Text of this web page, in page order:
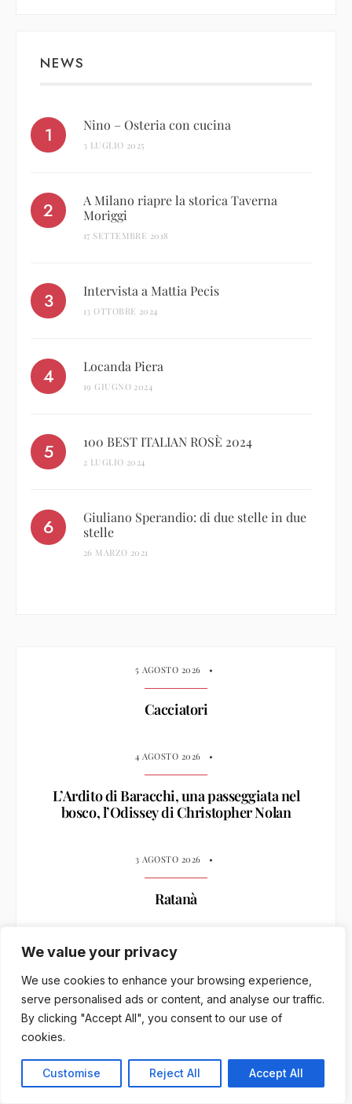
We value your privacy
We use cookies to enhance your browsing experience,
serve personalised ads or content, and analyse our traffic.
By clicking "Accept All", you consent to our use of
cookies.
Customise Reject All Accept All
NEWS
Nino – Osteria con cucina
3 LUGLIO 2025
A Milano riapre la storica Taverna
Moriggi
17 SETTEMBRE 2018
Intervista a Mattia Pecis
13 OTTOBRE 2024
Locanda Piera
19 GIUGNO 2024
100 BEST ITALIAN ROSÈ 2024
2 LUGLIO 2024
Giuliano Sperandio: di due stelle in due
stelle
26 MARZO 2021
5 AGOSTO 2026 •
Cacciatori
4 AGOSTO 2026 •
L’Ardito di Baracchi, una passeggiata nel
bosco, l’Odissey di Christopher Nolan
3 AGOSTO 2026 •
Ratanà
CATEGORIE
Parola al Sommelier